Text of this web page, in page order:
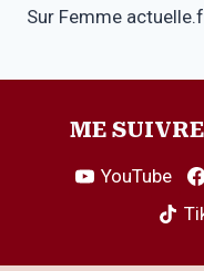
Sur Femme
ME
YouTube